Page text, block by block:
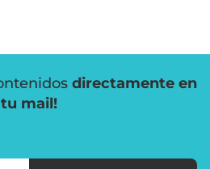
directamente en
tu mail!